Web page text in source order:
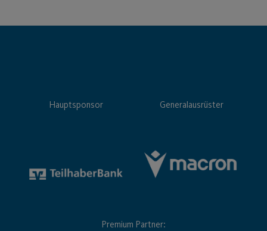
Hauptsponsor Generalausrüster
Premium Partner: